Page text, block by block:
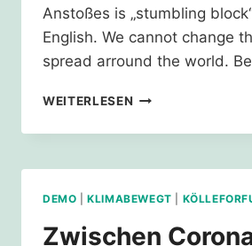
Anstoßes is „stumbling
English. We cannot change
spread arround the world.
WEITERLESEN
DEMO |KLIMABEWEGT
Zwischen